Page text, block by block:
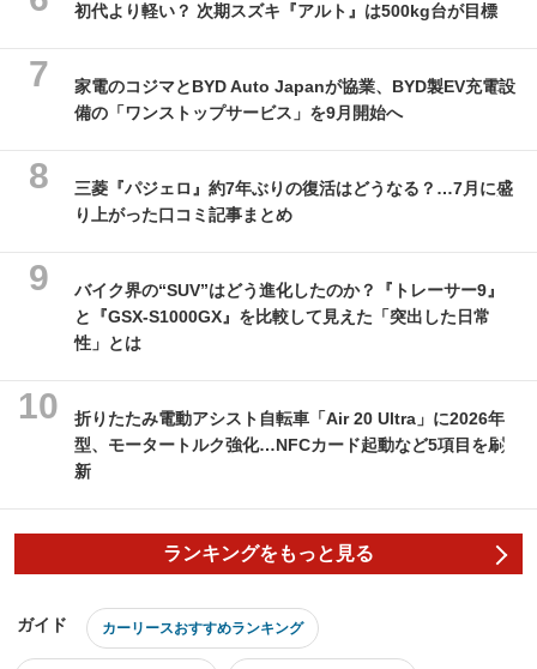
初代より軽い？ 次期スズキ『アルト』は500kg台が目標
家電のコジマとBYD Auto Japanが協業、BYD製EV充電設
備の「ワンストップサービス」を9月開始へ
三菱『パジェロ』約7年ぶりの復活はどうなる？…7月に盛
り上がった口コミ記事まとめ
バイク界の“SUV”はどう進化したのか？『トレーサー9』
と『GSX-S1000GX』を比較して見えた「突出した日常
性」とは
折りたたみ電動アシスト自転車「Air 20 Ultra」に2026年
型、モータートルク強化…NFCカード起動など5項目を刷
新
ランキングをもっと見る
ガイド カーリースおすすめランキング